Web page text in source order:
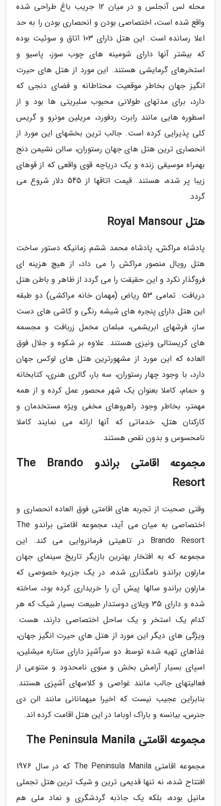
محله لس آنجلس و در میان 12 جریب باغ طراحی شده
واقع شده است، اختصاصی بودن و انحصاری بودن را به حد
اعلا رسانده است. این هتل دارای 103 اتاق و سوئیت بوده
که بیشتر آنها دارای شومینه های چوب سوز، پاسیو و
استخرهای گرمایشی هستند. این مورد از هتل های حیرت
انگیز جهان بخاطر موقعیت محتاطانه و فضای دنجی که
دارد، برای مدتهای طولانی محبوب سلبریتی ها بود و از
اسطوره هایی مانند رابرت ردفورد، مریلین مونرو و گریس
کلی پذیرایی کرده است. جالب ترین بخشهای این مورد از
انحصاری ترین هتل های جهان رستوران، سالن نشیمن دنج
بهمراه موسیقی زنده و یک دریاچه قوی واقعی که از قوهای
زیبا پر شده، هستند. قیمت اتاقها از 545 دلار شروع می
گردد.
هتل Royal Mansour
پادشاه مراکش، پادشاه محمد ششم زمانیکه دستور ساخت
هتل رویال منصور مراکش را می داد، از هیچ هزینه ای
فروگذار نکرد و این حقیقت را می گردد از ظاهر و باطن هتل
دریافت. تمامی 53 ریاض (مهمان خانه مراکشی) دو طبقه
این هتل دارای پنجره های شیشه رنگی و کاشی های دست
ساز، فرشهای ابریشمی، مبلمان مخمل زربافت و مجسمه
های کریستالی ونیزی هستند. علاوه بر شکوه و جلال فوق
العاده که این مورد از مشهورترین هتل های لوکس جهان
دارد، با وجود چهار رستوران، سه بار، گالری هنری، کتابخانه
و حمام، کاملا بعنوان یک شهر محصور عمل کرده و از همه
مهمتر، بخاطر وجود راهروهای مخفی ویژه مستخدمان و
کارکنان هتل، خدماتی که آنها ارائه می نمایند کاملا
نامحسوس و بدون نقص هستند.
مجموعه اقامتی براندو The Brando
Resort
وقتی صحبت از تجربه های اقامتی فوق العاده انحصاری و
اختصاصی به میان می آید، مجموعه اقامتی براندو The
Brando Resort در تاهیتی فرمانروایی می کند. این
مجموعه که به افتخار بهترین بازیگر تاریخ سینمای جهان
مارلون براندو نامگذاری شده، در یک جزیره خصوصی که
مارلون براندو سالها پیش آن را خریداری کرده بود، ساخته
شده و دارای 35 ویلای دوستدار طبیعت بسیار شیک که هر
کدام یک استخر و یک ساحل اختصاصی دارند، هست.
ویژگی های دیگر این مورد از هتل های حیرت انگیز جهان،
غذاهای تهیه شده توسط دو سرآشپز دارای ستاره میشلین،
اسپای بسیار آرامش بخش و منوی نامحدود و متنوعی از
فعالیتهای جالب مانند غواصی و کلاسهای آشپزی هستند.
بنابراین عجیب نیست که اخیرا میهمانانی مانند الن دی
جنرس، بیانسه و باراک اوباما در این هتل اقامت کرده اند.
مجموعه اقامتی The Peninsula Manila
مجموعه اقامتی The Peninsula Manila که در سال 1976
افتتاح شده، نه تنها قدیمی ترین و شیک ترین هتل تجملی
مانیل بوده، بلکه یک جاذبه گردشگری و نماد ملی هم